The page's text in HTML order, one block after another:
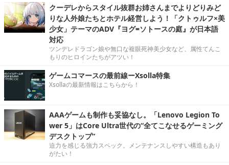
クーデレからスタイル抜群お姉さんまでよりどりみど
りな人外娘たちとホテル経営しよう！「クトゥルフ×美
少女」テーマのADV『ヨグ=ソトースの庭』が日本語
対応
ツンデレドラゴン娘や無口な複眼死神美少女など、属性てんこ
もりのヒロインたちがアツい！
ゲームコマースの最前線ーXsolla特集
Xsollaの最新情報はこちらから！
AAAゲームも制作も妥協なし。「Lenovo Legion To
wer 5」はCore Ultra世代の“全てこなせるゲーミング
デスクトップ”
迫力を感じる強力スペック。メンテナンスしやすい構造もあり
がたい！